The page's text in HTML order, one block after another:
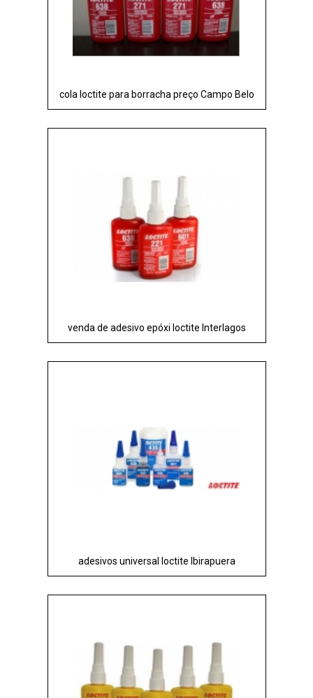
cola loctite para borracha preço Campo Belo
venda de adesivo epóxi loctite Interlagos
adesivos universal loctite Ibirapuera